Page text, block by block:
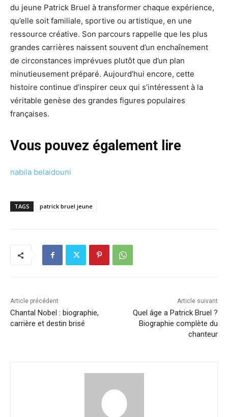
du jeune Patrick Bruel à transformer chaque expérience,
qu’elle soit familiale, sportive ou artistique, en une
ressource créative. Son parcours rappelle que les plus
grandes carrières naissent souvent d’un enchaînement
de circonstances imprévues plutôt que d’un plan
minutieusement préparé. Aujourd’hui encore, cette
histoire continue d’inspirer ceux qui s’intéressent à la
véritable genèse des grandes figures populaires
françaises.
Vous pouvez également lire
nabila belaidouni
TAGS patrick bruel jeune
Article précédent
Chantal Nobel : biographie,
carrière et destin brisé
Article suivant
Quel âge a Patrick Bruel ?
Biographie complète du
chanteur